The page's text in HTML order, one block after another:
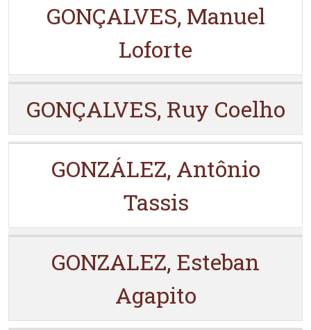
GONÇALVES, Manuel
Loforte
GONÇALVES, Ruy Coelho
GONZÁLEZ, Antônio
Tassis
GONZALEZ, Esteban
Agapito